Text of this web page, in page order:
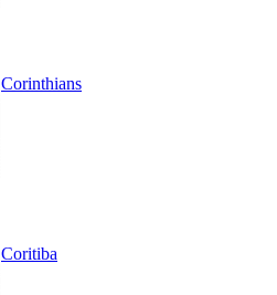
Corinthians
Coritiba